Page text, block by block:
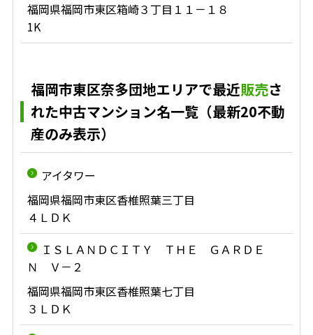
福岡県福岡市東区箱崎３丁目１１－１８
1K
福岡市東区奈多団地エリアで最近販売さ
れた中古マンション名一覧（最新20不動
産のみ表示）
アイタワー
福岡県福岡市東区香椎照葉三丁目
４ＬＤＫ
ＩＳＬＡＮＤＣＩＴＹ ＴＨＥ ＧＡＲＤＥ
Ｎ Ｖ－２
福岡県福岡市東区香椎照葉七丁目
３ＬＤＫ